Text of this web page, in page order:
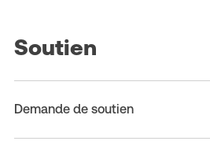
Soutien
Demande de soutien